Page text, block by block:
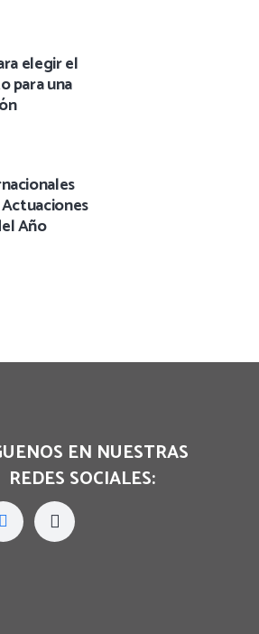
elegir el
para una
Actuaciones
Año
EN NUESTRAS
REDES SOCIALES: